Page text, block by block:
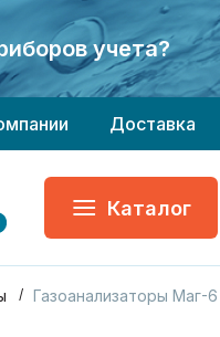
заказывайте
КОНТРОЛЬ - Ваш
учета?
заказывайте
КОНТРОЛЬ - Ваш
учета?
Доставка
Каталог
Газоанализаторы Маг-6